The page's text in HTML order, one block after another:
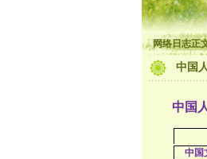
网络日志正
中国
中国
中国